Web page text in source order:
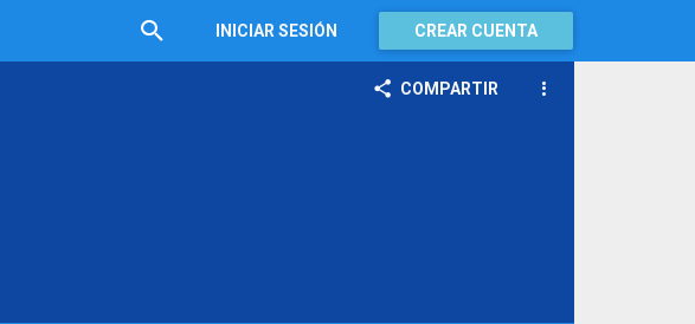
INICIAR SESIÓN CREAR CUENTA
COMPARTIR